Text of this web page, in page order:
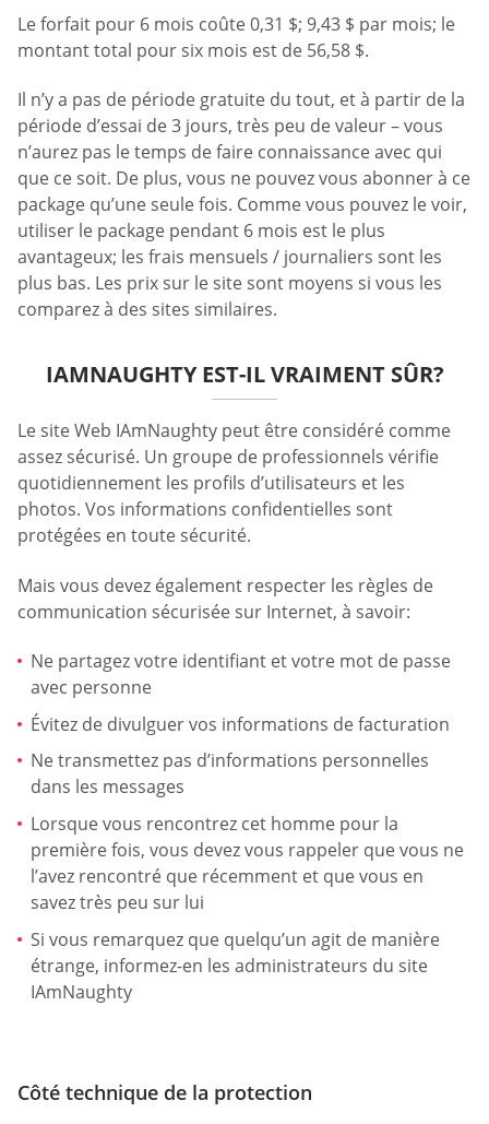
Le forfait pour 6 mois coûte 0,31 $; 9,43 $ par mois; le
montant total pour six mois est de 56,58 $.
Il n’y a pas de période gratuite du tout, et à partir de la
période d’essai de 3 jours, très peu de valeur – vous
n’aurez pas le temps de faire connaissance avec qui
que ce soit. De plus, vous ne pouvez vous abonner à ce
package qu’une seule fois. Comme vous pouvez le voir,
utiliser le package pendant 6 mois est le plus
avantageux; les frais mensuels / journaliers sont les
plus bas. Les prix sur le site sont moyens si vous les
comparez à des sites similaires.
IAMNAUGHTY EST-IL VRAIMENT SÛR?
Le site Web IAmNaughty peut être considéré comme
assez sécurisé. Un groupe de professionnels vérifie
quotidiennement les profils d’utilisateurs et les
photos. Vos informations confidentielles sont
protégées en toute sécurité.
Mais vous devez également respecter les règles de
communication sécurisée sur Internet, à savoir:
Ne partagez votre identifiant et votre mot de passe
avec personne
Évitez de divulguer vos informations de facturation
Ne transmettez pas d’informations personnelles
dans les messages
Lorsque vous rencontrez cet homme pour la
première fois, vous devez vous rappeler que vous ne
l’avez rencontré que récemment et que vous en
savez très peu sur lui
Si vous remarquez que quelqu’un agit de manière
étrange, informez-en les administrateurs du site
IAmNaughty
Côté technique de la protection